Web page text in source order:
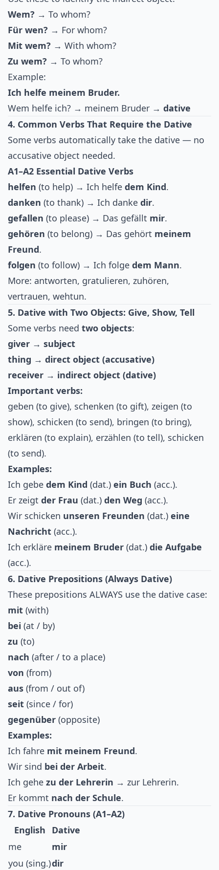
Wem? → To whom?
Für wen? → For whom?
Mit wem? → With whom?
Zu wem? → To whom?
Example:
Ich helfe meinem Bruder.
Wem helfe ich? → meinem Bruder → dative
4. Common Verbs That Require the Dative
Some verbs automatically take the dative — no
accusative object needed.
A1–A2 Essential Dative Verbs
helfen (to help) → Ich helfe dem Kind.
danken (to thank) → Ich danke dir.
gefallen (to please) → Das gefällt mir.
gehören (to belong) → Das gehört meinem
Freund.
folgen (to follow) → Ich folge dem Mann.
More: antworten, gratulieren, zuhören,
vertrauen, wehtun.
5. Dative with Two Objects: Give, Show, Tell
Some verbs need two objects:
giver → subject
thing → direct object (accusative)
receiver → indirect object (dative)
Important verbs:
geben (to give), schenken (to gift), zeigen (to
show), schicken (to send), bringen (to bring),
erklären (to explain), erzählen (to tell), schicken
(to send).
Examples:
Ich gebe dem Kind (dat.) ein Buch (acc.).
Er zeigt der Frau (dat.) den Weg (acc.).
Wir schicken unseren Freunden (dat.) eine
Nachricht (acc.).
Ich erkläre meinem Bruder (dat.) die Aufgabe
(acc.).
6. Dative Prepositions (Always Dative)
These prepositions ALWAYS use the dative case:
mit (with)
bei (at / by)
zu (to)
nach (after / to a place)
von (from)
aus (from / out of)
seit (since / for)
gegenüber (opposite)
Examples:
Ich fahre mit meinem Freund.
Wir sind bei der Arbeit.
Ich gehe zu der Lehrerin → zur Lehrerin.
Er kommt nach der Schule.
7. Dative Pronouns (A1–A2)
English
Dative
me
mir
you (sing.)dir